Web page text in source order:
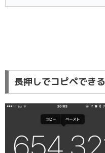
長押しでコピペできる